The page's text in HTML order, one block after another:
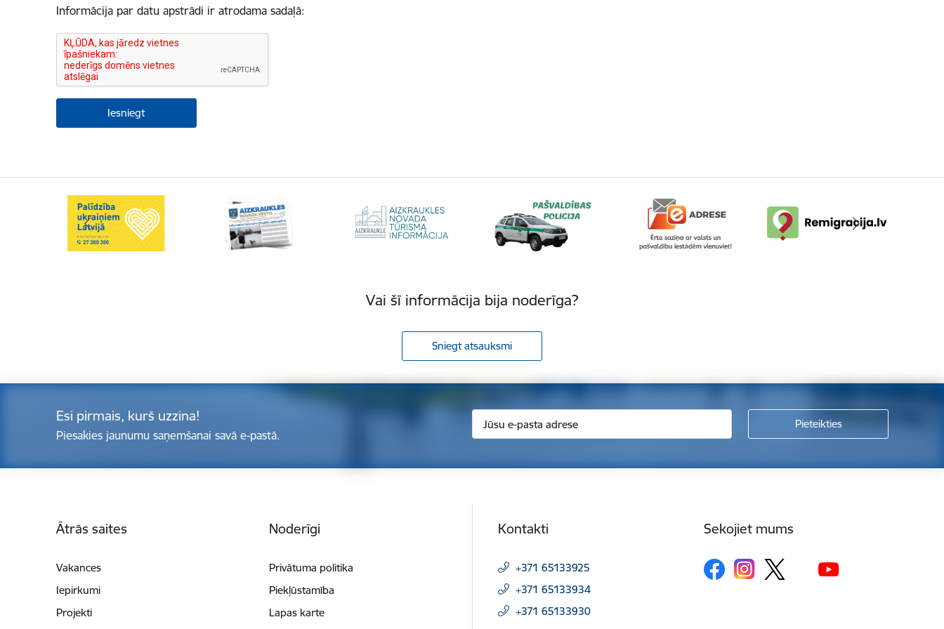
Informācija par datu apstrādi ir atrodama sadaļā:
Vai šī informācija bija noderīga?
Sniegt atsauksmi
Esi pirmais, kurš uzzina!
Piesakies jaunumu saņemšanai savā e-pastā.
Ātrās saites
Vakances
Iepirkumi
Projekti
Noderīgi
Privātuma politika
Piekļūstamība
Lapas karte
Kontakti
+371 65133925
+371 65133934
+371 65133930
Sekojiet mums